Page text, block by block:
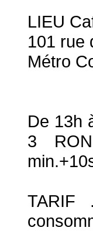
LIEU
101 rue
Métro
De 13h
3